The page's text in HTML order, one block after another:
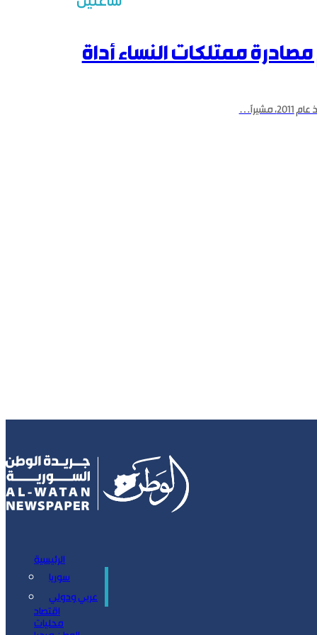
ممتلكات النساء أداة
الرئيسية
سوريا
عربي ودولي
اقتصاد
محليات